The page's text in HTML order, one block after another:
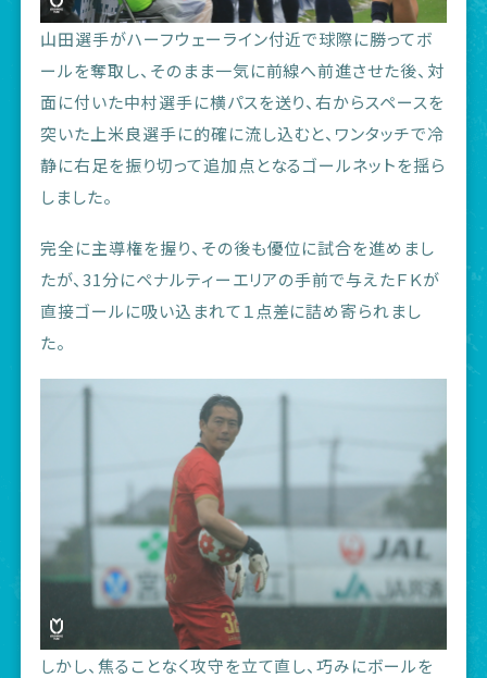
山田選手がハーフウェーライン付近で球際に勝ってボ
ールを奪取し、そのまま一気に前線へ前進させた後、対
面に付いた中村選手に横パスを送り、右からスペースを
突いた上米良選手に的確に流し込むと、ワンタッチで冷
静に右足を振り切って追加点となるゴールネットを揺ら
しました。
完全に主導権を握り、その後も優位に試合を進めまし
たが、31分にペナルティーエリアの手前で与えたＦＫが
直接ゴールに吸い込まれて１点差に詰め寄られまし
た。
しかし、焦ることなく攻守を立て直し、巧みにボールを